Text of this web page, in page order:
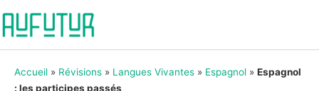
Accueil » Révisions » Langues Vivantes » Espagnol » Espagnol
: les participes passés